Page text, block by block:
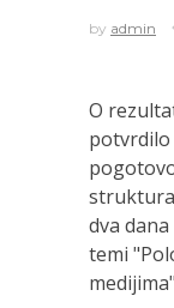
by admin
O
potvrdilo
dva
temi